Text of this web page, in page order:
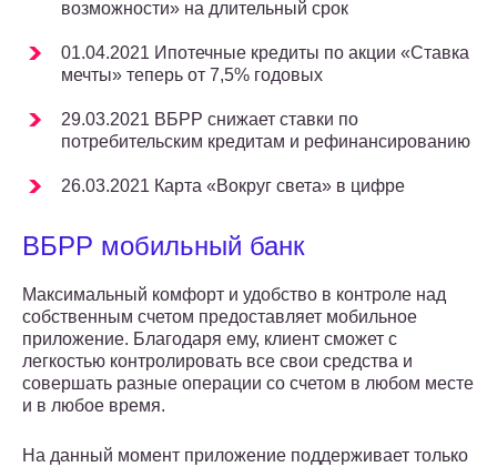
возможности» на длительный срок
01.04.2021 Ипотечные кредиты по акции «Ставка
мечты» теперь от 7,5% годовых
29.03.2021 ВБРР снижает ставки по
потребительским кредитам и рефинансированию
26.03.2021 Карта «Вокруг света» в цифре
ВБРР мобильный банк
Максимальный комфорт и удобство в контроле над
собственным счетом предоставляет мобильное
приложение. Благодаря ему, клиент сможет с
легкостью контролировать все свои средства и
совершать разные операции со счетом в любом месте
и в любое время.
На данный момент приложение поддерживает только